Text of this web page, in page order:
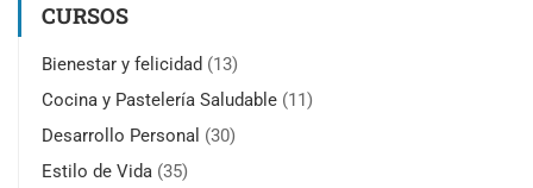
CURSOS
Bienestar y felicidad (13)
Cocina y Pastelería Saludable (11)
Desarrollo Personal (30)
Estilo de Vida (35)